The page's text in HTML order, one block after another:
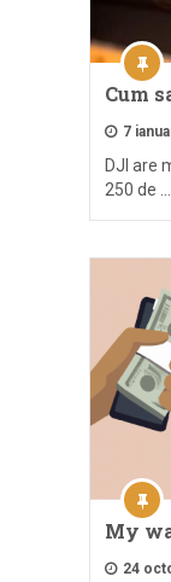
Cum
7
DJI are
250 de …
My
24